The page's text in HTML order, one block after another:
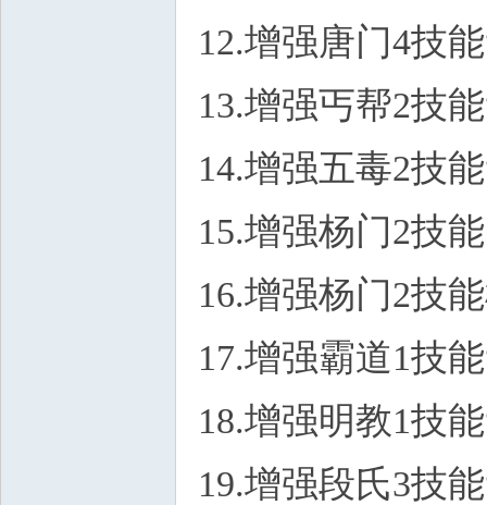
12.增强唐门4技
13.增强丐帮2技
14.增强五毒2技
15.增强杨门2技
16.增强杨门2技
17.增强霸道1技
18.增强明教1技
19.增强段氏3技